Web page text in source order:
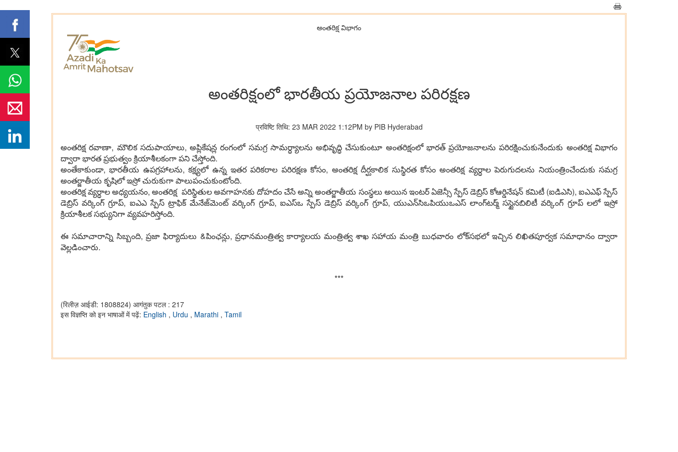
అంతరిక్ష విభాగం
అంత‌రిక్షంలో భార‌తీయ ప్ర‌యోజ‌నాల ప‌రిర‌క్ష‌ణ
प्रविष्टि तिथि: 23 MAR 2022 1:12PM by PIB Hyderabad
అంత‌రిక్ష ర‌వాణా, మౌలిక స‌దుపాయాలు, అప్లికేష‌న్ల రంగంలో స‌మ‌గ్ర సామ‌ర్ధ్యాల‌ను అభివృద్ధి చేసుకుంటూ అంత‌రిక్షంలో భార‌త్ ప్ర‌యోజ‌నాల‌ను ప‌రిర‌క్షించుకునేందుకు అంత‌రిక్ష విభాగం
ద్వారా భార‌త ప్ర‌భుత్వం క్రియాశీల‌కంగా ప‌ని చేస్తోంది.
అంతేకాకుండా, భార‌తీయ ఉప‌గ్ర‌హాల‌ను, క‌క్ష్య‌లో ఉన్న ఇత‌ర ప‌రిక‌రాల ప‌రిర‌క్ష‌ణ కోసం, అంత‌రిక్ష దీర్ఘ‌కాలిక సుస్థిర‌త కోసం అంత‌రిక్ష వ్య‌ర్ధాల పెరుగుద‌ల‌ను నియంత్రించేందుకు స‌మ‌గ్ర
అంత‌ర్జాతీయ కృషిలో ఇస్రో చురుకుగా పాలుపంచుకుంటోంది.
అంత‌రిక్ష వ్య‌ర్ధాల అధ్య‌య‌నం, అంత‌రిక్ష ప‌రిస్థితుల అవ‌గాహ‌న‌కు దోహ‌దం చేసే అన్ని అంత‌ర్జాతీయ సంస్థ‌లు అయిన ఇంట‌ర్ ఏజెన్సీ స్పేస్ డెబ్రిస్ కోఆర్డినేష‌న్ క‌మిటీ (ఐడిఎసి), ఐఎఎఫ్ స్పేస్
డెబ్రిస్ వ‌ర్కింగ్ గ్రూప్, ఐఎఎ స్పేస్ ట్రాఫిక్ మేనేజ్‌మెంట్ వ‌ర్కింగ్ గ్రూప్‌, ఐఎస్ఒ స్పేస్ డెబ్రిస్ వ‌ర్కింగ్ గ్రూప్‌, యుఎన్‌సిఒపియుఒఎస్ లాంగ్‌ట‌ర్మ్ స‌స్టైన‌బిలిటీ వ‌ర్కింగ్ గ్రూప్ ల‌లో ఇస్రో
క్రియాశీల‌క స‌భ్యునిగా వ్య‌వ‌హ‌రిస్తోంది.
ఈ స‌మాచారాన్ని సిబ్బంది, ప్ర‌జా ఫిర్యాదులు &పింఛ‌న్లు, ప్ర‌ధాన‌మంత్రిత్వ కార్యాల‌య మంత్రిత్వ శాఖ స‌హాయ మంత్రి బుధ‌వారం లోక్‌స‌భ‌లో ఇచ్చిన లిఖిత‌పూర్వ‌క స‌మాధానం ద్వారా
వెల్ల‌డించారు.
***
(रिलीज़ आईडी: 1808824) आगंतुक पटल : 217
इस विज्ञप्ति को इन भाषाओं में पढ़ें: English , Urdu , Marathi , Tamil